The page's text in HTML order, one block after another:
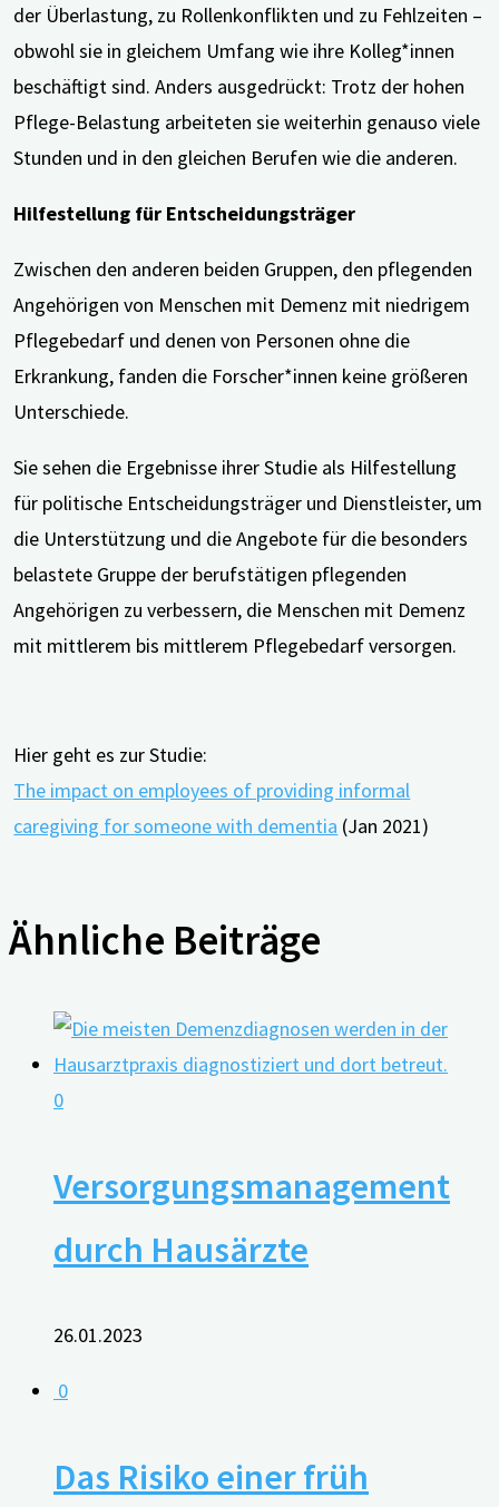
der Überlastung, zu Rollenkonflikten und zu Fehlzeiten –
obwohl sie in gleichem Umfang wie ihre Kolleg*innen
beschäftigt sind. Anders ausgedrückt: Trotz der hohen
Pflege-Belastung arbeiteten sie weiterhin genauso viele
Stunden und in den gleichen Berufen wie die anderen.
Hilfestellung für Entscheidungsträger
Zwischen den anderen beiden Gruppen, den pflegenden
Angehörigen von Menschen mit Demenz mit niedrigem
Pflegebedarf und denen von Personen ohne die
Erkrankung, fanden die Forscher*innen keine größeren
Unterschiede.
Sie sehen die Ergebnisse ihrer Studie als Hilfestellung
für politische Entscheidungsträger und Dienstleister, um
die Unterstützung und die Angebote für die besonders
belastete Gruppe der berufstätigen pflegenden
Angehörigen zu verbessern, die Menschen mit Demenz
mit mittlerem bis mittlerem Pflegebedarf versorgen.
Hier geht es zur Studie:
The impact on employees of providing informal
caregiving for someone with dementia (Jan 2021)
Ähnliche Beiträge
0
Versorgungsmanagement
durch Hausärzte
26.01.2023
0
Das Risiko einer früh